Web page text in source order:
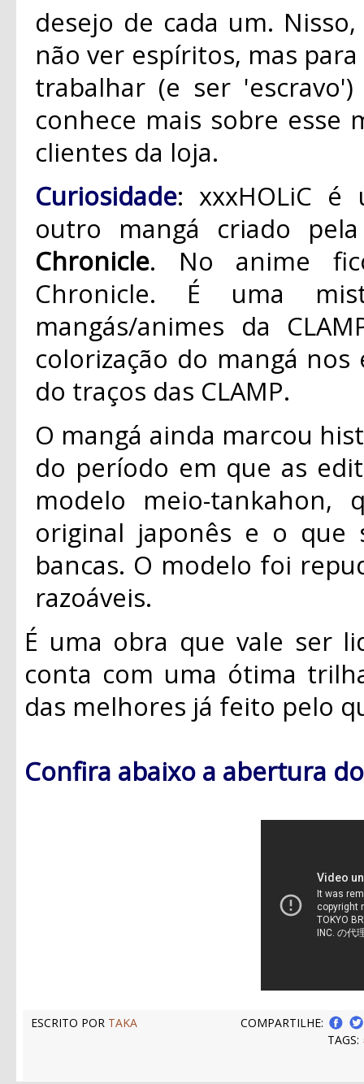
desejo de cada um.
não ver espíritos, mas
trabalhar (e ser
conhece mais sobre esse
clientes da loja.
Curiosidade: xxxHOLiC é
outro mangá criado
Chronicle. No anime
Chronicle. É uma
mangás/animes da
colorização do mangá
do traços das CLAMP.
O mangá ainda marcou
do período em que as
modelo meio-tankahon,
original japonês e o que
bancas. O modelo foi
razoáveis.
É uma obra que vale ser
conta com uma ótima
das melhores já feito pelo
Confira abaixo a abertura
ESCRITO POR TAKA
COMPARTILHE:
TAGS: